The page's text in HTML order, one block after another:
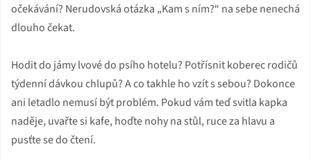
očekávání? Nerudovská otázka „Kam s ním?“ na sebe nenechá
dlouho čekat.
Hodit do jámy lvové do psího hotelu? Potřísnit koberec rodičů
týdenní dávkou chlupů? A co takhle ho vzít s sebou? Dokonce
ani letadlo nemusí být problém. Pokud vám teď svitla kapka
naděje, uvařte si kafe, hoďte nohy na stůl, ruce za hlavu a
pusťte se do čtení.